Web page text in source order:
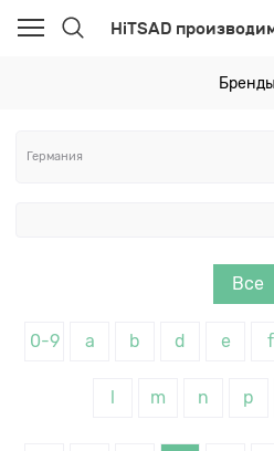
HiTSAD
Бренды
Все
0-9 a b d e f
m n p